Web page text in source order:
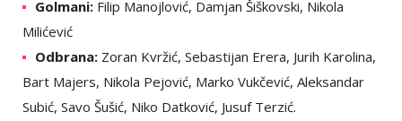
Golmani: Filip Manojlović, Damjan Šiškovski, Nikola
Milićević
Odbrana: Zoran Kvržić, Sebastijan Erera, Jurih Karolina,
Bart Majers, Nikola Pejović, Marko Vukčević, Aleksandar
Subić, Savo Šušić, Niko Datković, Jusuf Terzić.